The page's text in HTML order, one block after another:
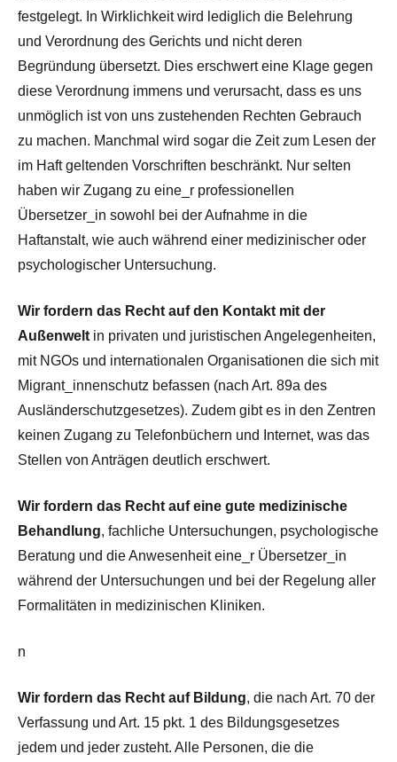
festgelegt. In Wirklichkeit wird lediglich die Belehrung
und Verordnung des Gerichts und nicht deren
Begründung übersetzt. Dies erschwert eine Klage gegen
diese Verordnung immens und verursacht, dass es uns
unmöglich ist von uns zustehenden Rechten Gebrauch
zu machen. Manchmal wird sogar die Zeit zum Lesen der
im Haft geltenden Vorschriften beschränkt. Nur selten
haben wir Zugang zu eine_r professionellen
Übersetzer_in sowohl bei der Aufnahme in die
Haftanstalt, wie auch während einer medizinischer oder
psychologischer Untersuchung.
Wir fordern das Recht auf den Kontakt mit der
Außenwelt in privaten und juristischen Angelegenheiten,
mit NGOs und internationalen Organisationen die sich mit
Migrant_innenschutz befassen (nach Art. 89a des
Ausländerschutzgesetzes). Zudem gibt es in den Zentren
keinen Zugang zu Telefonbüchern und Internet, was das
Stellen von Anträgen deutlich erschwert.
Wir fordern das Recht auf eine gute medizinische
Behandlung, fachliche Untersuchungen, psychologische
Beratung und die Anwesenheit eine_r Übersetzer_in
während der Untersuchungen und bei der Regelung aller
Formalitäten in medizinischen Kliniken.
n
Wir fordern das Recht auf Bildung, die nach Art. 70 der
Verfassung und Art. 15 pkt. 1 des Bildungsgesetzes
jedem und jeder zusteht. Alle Personen, die die